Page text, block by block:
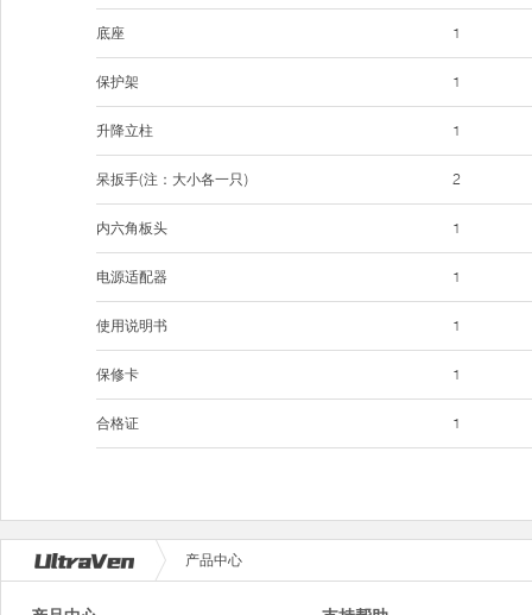
底座
保护架
升降立柱
呆扳手(注：大小各一只)
内六角板头
电源适配器
使用说明书
保修卡
合格证
1
1
1
2
1
1
1
1
1
产品中心